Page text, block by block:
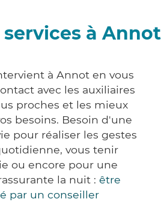
à Annot
à Annot en vous
avec les auxiliaires
proches et les mieux
besoins. Besoin d'une
pour réaliser les gestes
vous tenir
ou encore pour une
la nuit : être
par un conseiller